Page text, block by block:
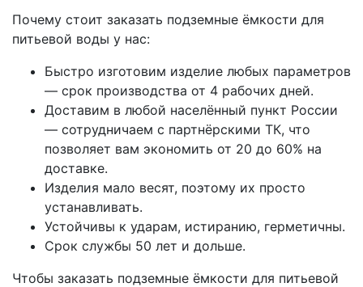
Почему стоит заказать подземные ёмкости для
питьевой воды у нас:
Быстро изготовим изделие любых параметров
— срок производства от 4 рабочих дней.
Доставим в любой населённый пункт России
— сотрудничаем с партнёрскими ТК, что
позволяет вам экономить от 20 до 60% на
доставке.
Изделия мало весят, поэтому их просто
устанавливать.
Устойчивы к ударам, истиранию, герметичны.
Срок службы 50 лет и дольше.
Чтобы заказать подземные ёмкости для питьевой